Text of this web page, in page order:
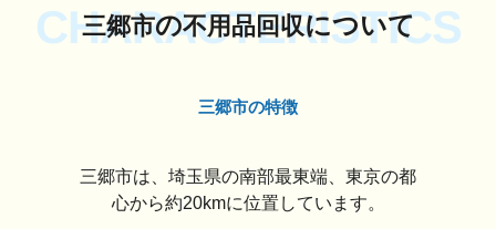
CHARACTERISTICS
三郷市の不用品回収について
三郷市の特徴
三郷市は、埼玉県の南部最東端、東京の都
心から約20kmに位置しています。